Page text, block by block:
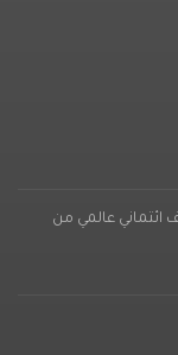
ائتماني عالمي من